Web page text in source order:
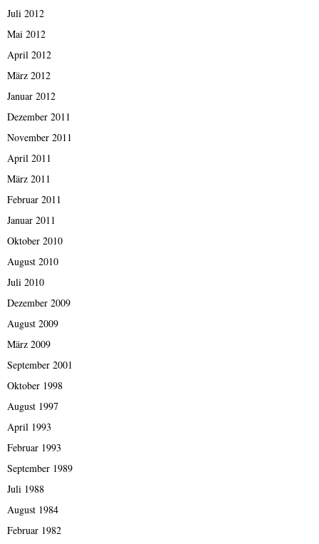
Juli 2012
Mai 2012
April 2012
März 2012
Januar 2012
Dezember 2011
November 2011
April 2011
März 2011
Februar 2011
Januar 2011
Oktober 2010
August 2010
Juli 2010
Dezember 2009
August 2009
März 2009
September 2001
Oktober 1998
August 1997
April 1993
Februar 1993
September 1989
Juli 1988
August 1984
Februar 1982